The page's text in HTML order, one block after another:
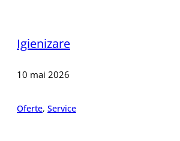
Igienizare
10 mai 2026
Oferte, Service